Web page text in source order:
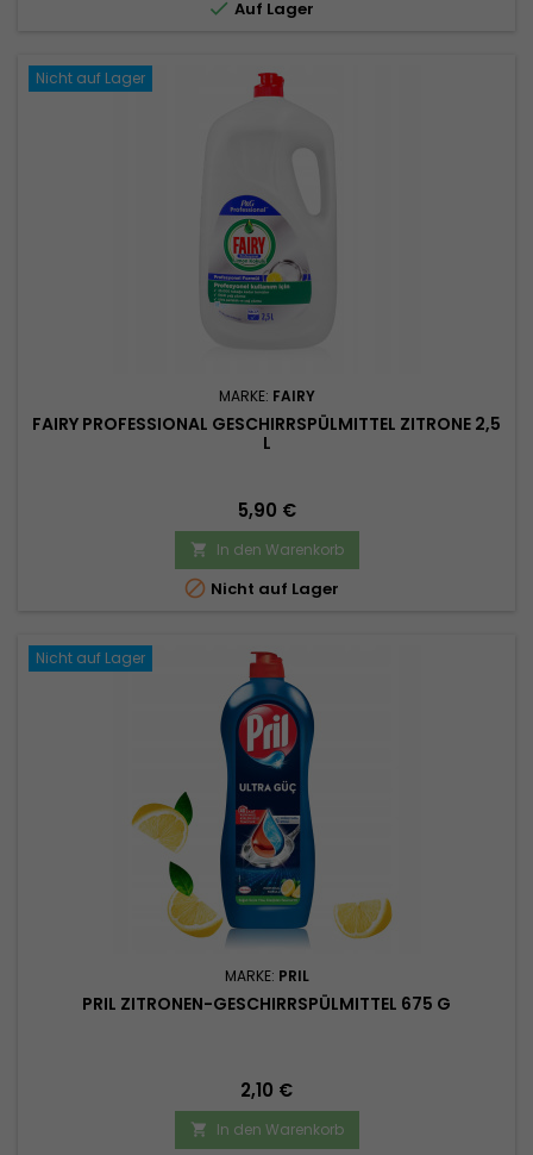
 Auf Lager
Nicht auf Lager
MARKE: FAIRY
FAIRY PROFESSIONAL GESCHIRRSPÜLMITTEL ZITRONE 2,5
L
Preis
5,90 €
 In den Warenkorb
 Nicht auf Lager
Nicht auf Lager
MARKE: PRIL
PRIL ZITRONEN-GESCHIRRSPÜLMITTEL 675 G
Preis
2,10 €
 In den Warenkorb